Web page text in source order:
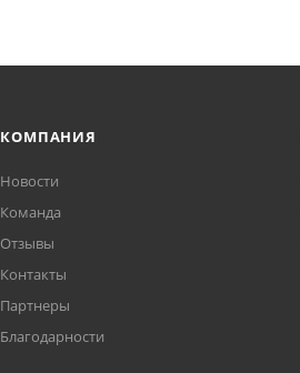
КОМПАНИЯ
Новости
Команда
Отзывы
Контакты
Партнеры
Благодарности